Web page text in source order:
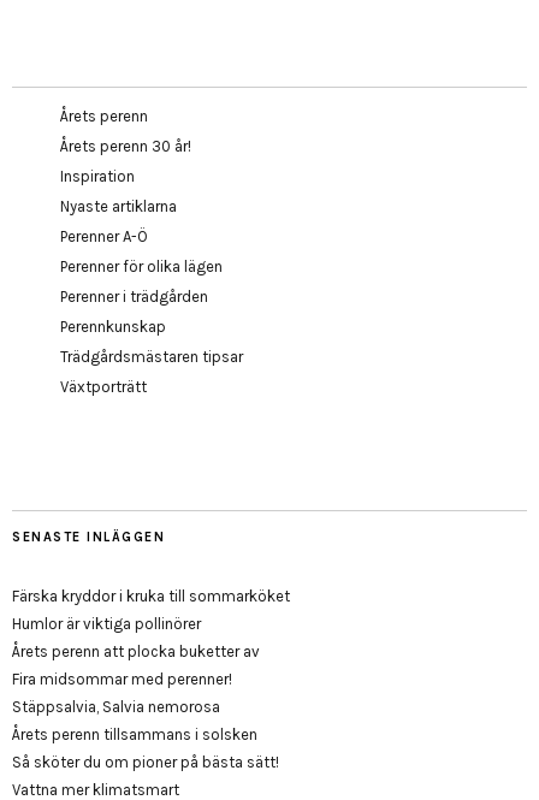
Årets perenn
Årets perenn 30 år!
Inspiration
Nyaste artiklarna
Perenner A-Ö
Perenner för olika lägen
Perenner i trädgården
Perennkunskap
Trädgårdsmästaren tipsar
Växtporträtt
SENASTE INLÄGGEN
Färska kryddor i kruka till sommarköket
Humlor är viktiga pollinörer
Årets perenn att plocka buketter av
Fira midsommar med perenner!
Stäppsalvia, Salvia nemorosa
Årets perenn tillsammans i solsken
Så sköter du om pioner på bästa sätt!
Vattna mer klimatsmart